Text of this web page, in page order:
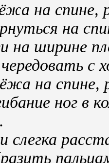
на спине,
на
на ширине
с
на
ног в
слегка